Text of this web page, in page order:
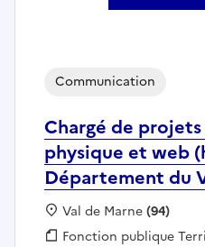
Chargé de
physique et web
Département du
Communication
Localisation :
Val de Marne(94)
Fonction publique :
Fonction publique